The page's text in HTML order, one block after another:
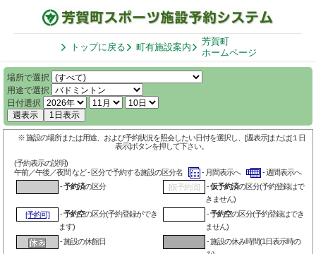
トップに戻る 町有施設案内
芳賀町
ホームページ
場所で選択
用途で選択
日付選択
週表示
1日表示
※ 施設の場所または用途、および予約状況を照会したい日付を選択し、[週表示]または[１日
表示]ボタンを押して下さい。
(予約表示の説明)
午前／午後／夜間 など - 区分で予約する施設の区分名
- 月間表示へ
- 週間表示へ
-予約済の区分 [仮予約済] -仮予約済の区分(予約登録はで
きません)
[予約可]
-予約空の区分(予約登録ができ
ます)
-予約空の区分(予約登録はでき
ません)
- 施設の休館日
- 施設の休み時間(1日表示時の